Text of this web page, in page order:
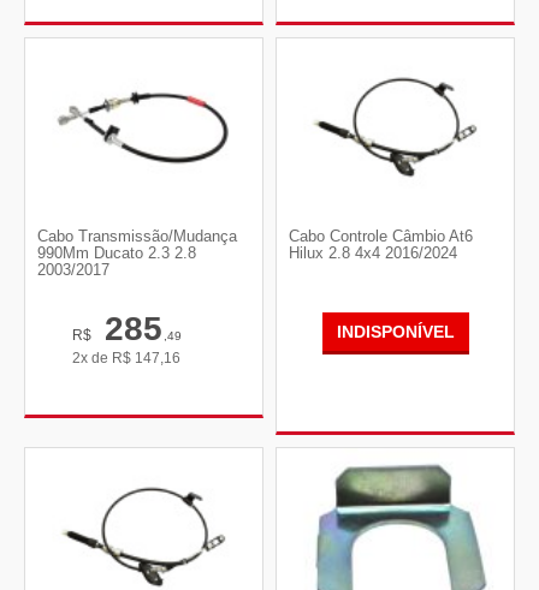
Cabo Transmissão/Mudança
990Mm Ducato 2.3 2.8
2003/2017
R$ 285,49
2x de R$ 147,16
Cabo Controle Câmbio At6
Hilux 2.8 4x4 2016/2024
INDISPONÍVEL